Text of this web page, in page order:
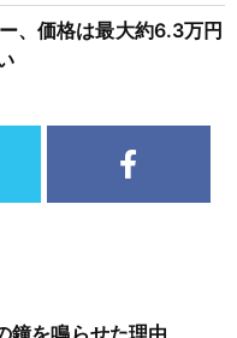
、価格は最大約6.3万円